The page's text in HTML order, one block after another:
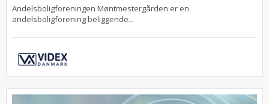
Andelsboligforeningen Møntmestergården er en
andelsboligforening beliggende...